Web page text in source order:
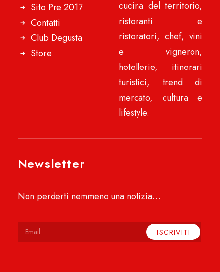
Sito Pre 2017
Contatti
Club Degusta
Store
cucina del territorio,
ristoranti e
ristoratori, chef, vini
e vigneron,
hotellerie, itinerari
turistici, trend di
mercato, cultura e
lifestyle.
Newsletter
Non perderti nemmeno una notizia…